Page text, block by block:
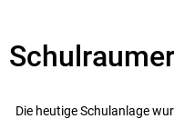
Die heutige Schulanlage